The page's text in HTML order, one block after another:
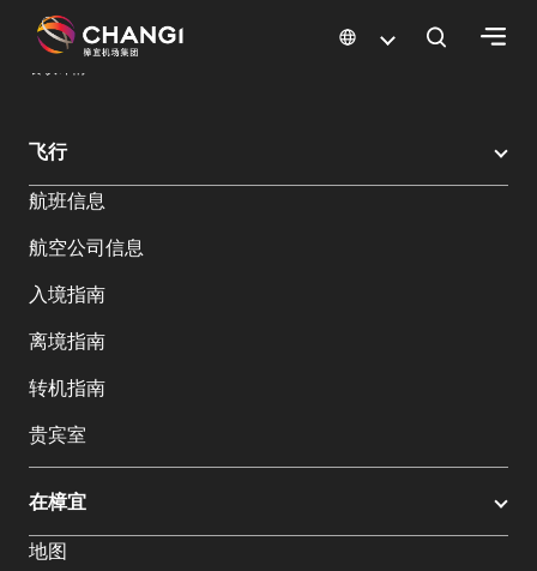
所
樟
宜
网
站:
选
择
言:
樟宜机场 樟宜机场餐饮与购物
餐饮指南：餐厅和美食 | 樟宜机场
飞行
航班信息
航空公司信息
入境指南
离境指南
转机指南
贵宾室
在樟宜
地图